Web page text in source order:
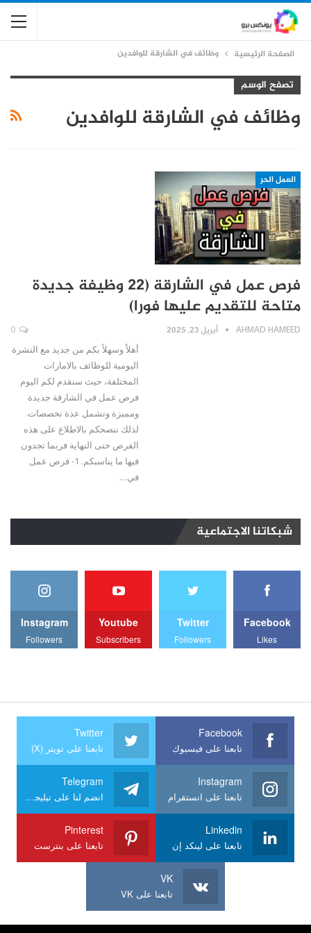
الصفحة الرئيسية وظائف في الشارقة للوافدين
تصفح الوسم
وظائف في الشارقة للوافدين
العمل الحر
فرص عمل في الشارقة (22 وظيفة جديدة
متاحة للتقديم عليها فورا)
AHMAD HAMEED أبريل 23, 2025
أهلاً وسهلاً بكم من جديد مع النشرة
اليومية للوظائف بالامارات
المختلفة، حيث سنقدم لكم اليوم
فرص عمل في الشارقة جديدة
ومميزة وتشمل عدة تخصصات.
لذلك ننصحكم بالاطلاع على هذه
الفرص حتى النهاية فربما تجدون
فيها ما يناسبكم. 1- فرص عمل
في…
شبكاتنا الاجتماعية
Facebook
Likes
Twitter
Followers
Youtube
Subscribers
Instagram
Followers
Facebook
تابعنا على فيسبوك
Twitter
تابعنا على تويتر (X)
Instagram
تابعنا على انستقرام
Telegram
انضم لنا على تيليجرام
Linkedin
تابعنا على لينكد إن
Pinterest
تابعنا على بنترست
VK
تابعنا على VK